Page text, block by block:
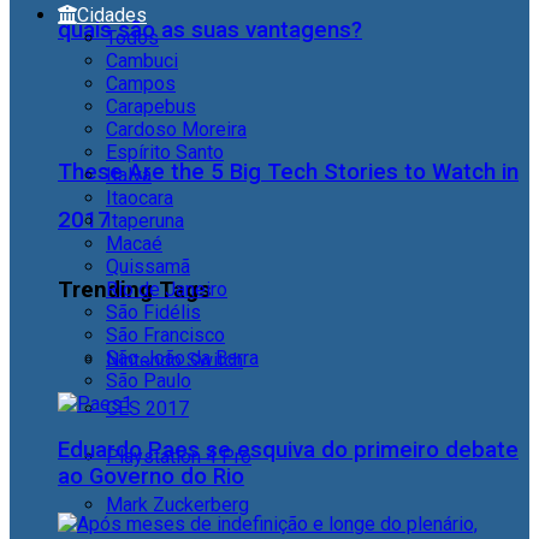
quais são as suas vantagens?
These Are the 5 Big Tech Stories to Watch in
2017
Trending Tags
Nintendo Switch
CES 2017
Playstation 4 Pro
Mark Zuckerberg
Cidades
Todos
Cambuci
Campos
Carapebus
Cardoso Moreira
Espírito Santo
Italva
Itaocara
Itaperuna
Macaé
Quissamã
Rio de Janeiro
São Fidélis
São Francisco
São João da Barra
São Paulo
Eduardo Paes se esquiva do primeiro debate
ao Governo do Rio